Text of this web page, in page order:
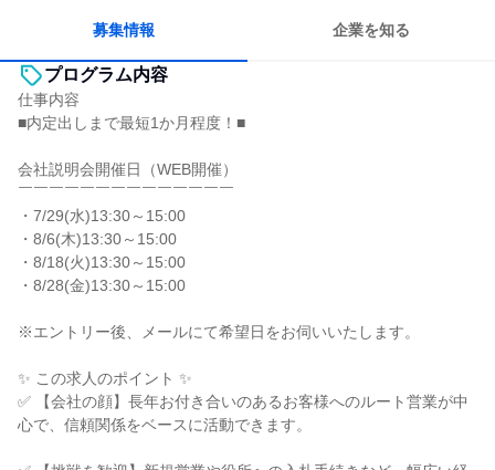
募集情報 企業を知る
プログラム内容
仕事内容
■内定出しまで最短1か月程度！■
会社説明会開催日（WEB開催）
￣￣￣￣￣￣￣￣￣￣￣￣￣￣
・7/29(水)13:30～15:00
・8/6(木)13:30～15:00
・8/18(火)13:30～15:00
・8/28(金)13:30～15:00
※エントリー後、メールにて希望日をお伺いいたします。
✨ この求人のポイント ✨
✅ 【会社の顔】長年お付き合いのあるお客様へのルート営業が中
心で、信頼関係をベースに活動できます。